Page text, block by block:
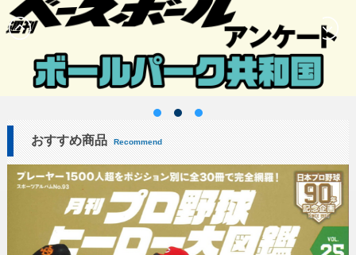
おすすめ商品 Recommend